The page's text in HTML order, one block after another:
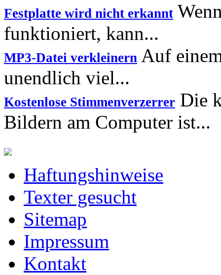
Festplatte wird nicht erkannt
funktioniert, kann...
MP3-Datei verkleinern Auf
unendlich viel...
Kostenlose Stimmenverzerrer Die
Bildern am Computer ist...
Haftungshinweise
Texter gesucht
Sitemap
Impressum
Kontakt